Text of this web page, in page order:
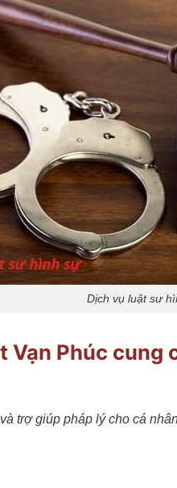
Dịch vụ luật sư
Vạn Phúc cung
trợ giúp pháp lý cho cá